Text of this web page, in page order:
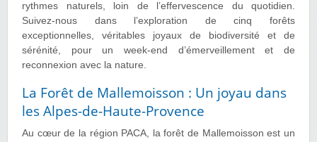
rythmes naturels, loin de l’effervescence du quotidien.
Suivez-nous dans l’exploration de cinq forêts
exceptionnelles, véritables joyaux de biodiversité et de
sérénité, pour un week-end d’émerveillement et de
reconnexion avec la nature.
La Forêt de Mallemoisson : Un joyau dans
les Alpes-de-Haute-Provence
Au cœur de la région PACA, la forêt de Mallemoisson est un